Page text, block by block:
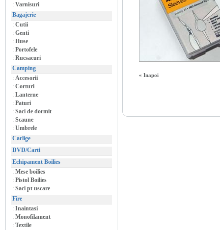
: Varnisuri
Bagajerie
: Cutii
: Genti
: Huse
: Portofele
: Rucsacuri
Camping
: Accesorii
: Corturi
: Lanterne
: Paturi
: Saci de dormit
: Scaune
: Umbrele
Carlige
DVD/Carti
Echipament Boilies
: Mese boilies
: Pistol Boilies
: Saci pt uscare
Fire
: Inaintasi
: Monofilament
: Textile
« Inapoi